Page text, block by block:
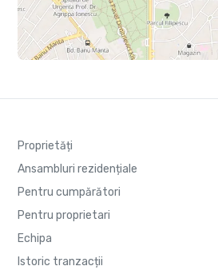
Proprietăți
Ansambluri rezidențiale
Pentru cumpărători
Pentru proprietari
Echipa
Istoric tranzacții